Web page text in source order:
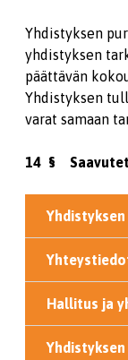
Yhdistyksen
yhdistyksen
päättävän
Yhdistyksen
varat samaan
14 §
Hallitus ja